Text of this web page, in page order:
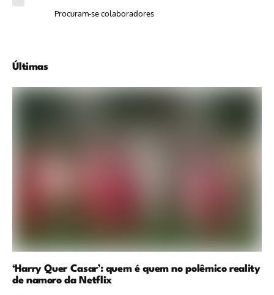
Procuram-se colaboradores
Últimas
‘Harry Quer Casar’: quem é quem no polêmico reality
de namoro da Netflix